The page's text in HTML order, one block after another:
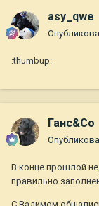
asy_qwe
:thumbup:
Ганс&Co
В конце прошлой
правильно